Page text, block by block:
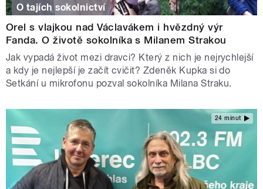
O tajích sokolnictví
Orel s vlajkou nad Václavákem i hvězdný výr
Fanda. O životě sokolníka s Milanem Strakou
Jak vypadá život mezi dravci? Který z nich je nejrychlejší
a kdy je nejlepší je začít cvičit? Zdeněk Kupka si do
Setkání u mikrofonu pozval sokolníka Milana Straku.
24 minut